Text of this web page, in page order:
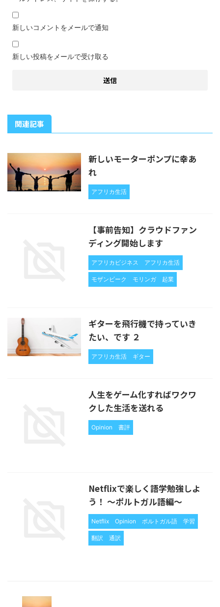
新しいコメントをメールで通知
新しい投稿をメールで受け取る
関連記事
新しいモーターポンプに幸あ
れ
アフリカ生活
【事前告知】クラウドファン
ディング開始します
アフリカビジネス アフリカ生活
モザンビーク モリンガ 起業
ギターを飛行機で持っていき
たい、です ２
アフリカ生活 ギター
人生をゲーム化すればワクワ
クした生活を送れる
Opinion 書評
Netflixで楽しく語学勉強しよ
う！ 〜ポルトガル語編〜
Netflix Opinion ポルトガル語 学習
翻訳 通訳